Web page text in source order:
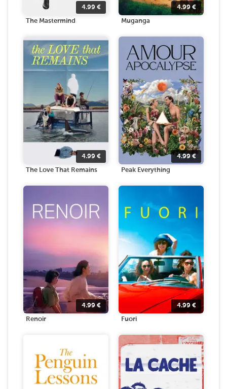
4.99 €
The Mastermind
4.99 €
Muganga
4.99 €
The Love That Remains
4.99€
Peak Everything
4.99 €
Renoir
4.99 €
Fuori